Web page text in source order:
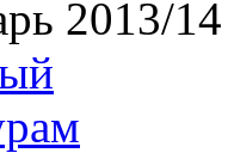
2013/14